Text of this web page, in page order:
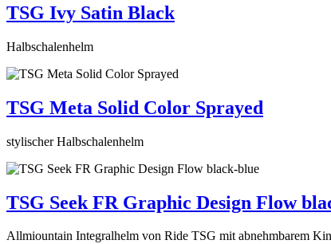
TSG Ivy Satin Black
Halbschalenhelm
TSG Meta Solid Color Sprayed
stylischer Halbschalenhelm
TSG Seek FR Graphic Design Flow
Allmiountain Integralhelm von Ride TSG mit abnehmbarem